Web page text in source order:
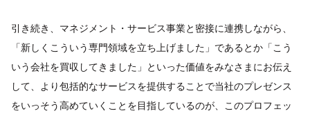
引き続き、マネジメント・サービス事業と密接に連携しながら、
「新しくこういう専門領域を立ち上げました」であるとか「こう
いう会社を買収してきました」といった価値をみなさまにお伝え
して、より包括的なサービスを提供することで当社のプレゼンス
をいっそう高めていくことを目指しているのが、このプロフェッ